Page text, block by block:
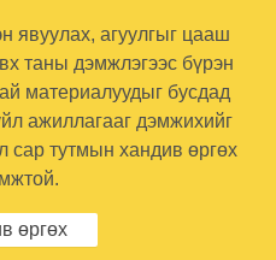
явуулах, агуулгыг цааш
таны дэмжлэгээс бүрэн
материалуудыг бусдад
ажиллагааг дэмжихийг
сар тутмын хандив өргөх
өргөх